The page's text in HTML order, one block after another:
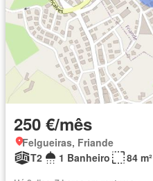
250 €/mês
Felgueiras, Friande
T2
1 Banheiro 84 m²